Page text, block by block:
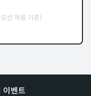
션 적용 기준)
이벤트